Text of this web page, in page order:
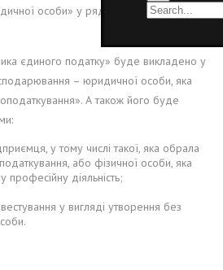
особи» у рядку 10 «Особливі
єдиного податку» буде викладено у
– юридичної особи, яка
А також його буде
у тому числі такої, яка обрала
або фізичної особи, яка
діяльність;
у вигляді утворення без